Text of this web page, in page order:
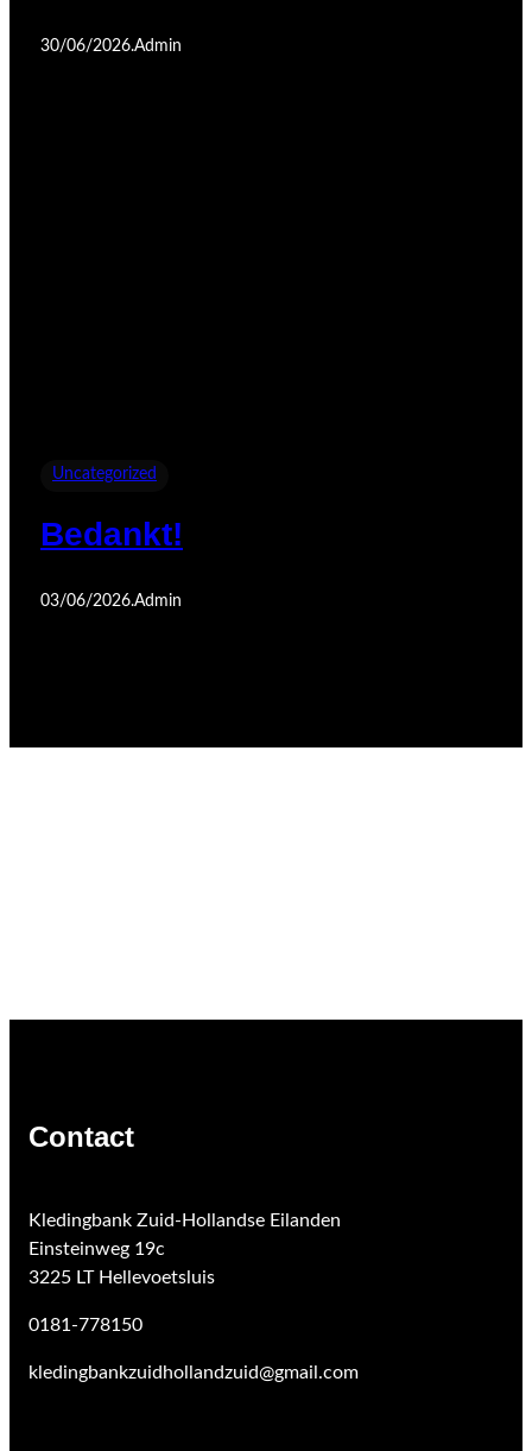
30/06/2026.Admin
Uncategorized
Bedankt!
03/06/2026.Admin
Contact
Kledingbank Zuid-Hollandse Eilanden
Einsteinweg 19c
3225 LT Hellevoetsluis
0181-778150
kledingbankzuidhollandzuid@gmail.com